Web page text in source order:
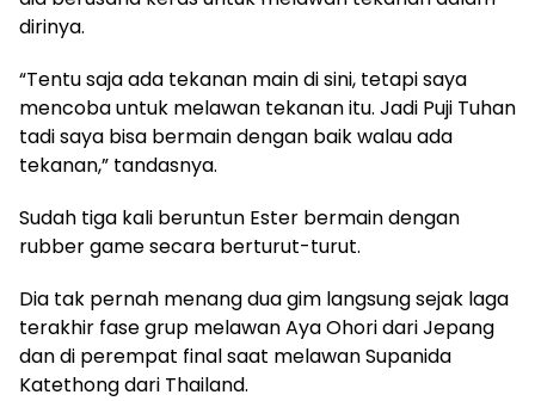
dirinya.
“Tentu saja ada tekanan main di sini, tetapi saya
mencoba untuk melawan tekanan itu. Jadi Puji Tuhan
tadi saya bisa bermain dengan baik walau ada
tekanan,” tandasnya.
Sudah tiga kali beruntun Ester bermain dengan
rubber game secara berturut-turut.
Dia tak pernah menang dua gim langsung sejak laga
terakhir fase grup melawan Aya Ohori dari Jepang
dan di perempat final saat melawan Supanida
Katethong dari Thailand.